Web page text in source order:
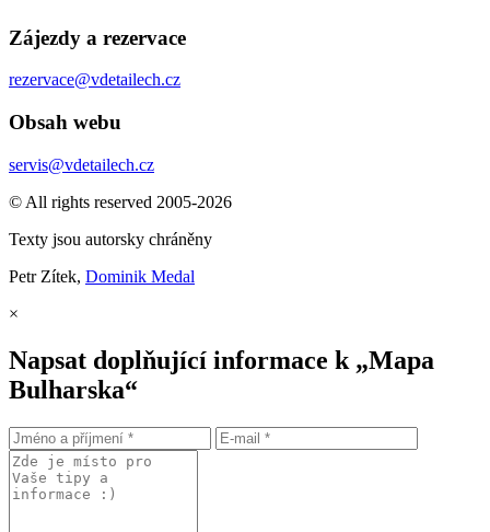
Zájezdy a rezervace
rezervace@vdetailech.cz
Obsah webu
servis@vdetailech.cz
© All rights reserved 2005-2026
Texty jsou autorsky chráněny
Petr Zítek, Dominik Medal
×
Napsat doplňující informace k „Mapa
Bulharska“